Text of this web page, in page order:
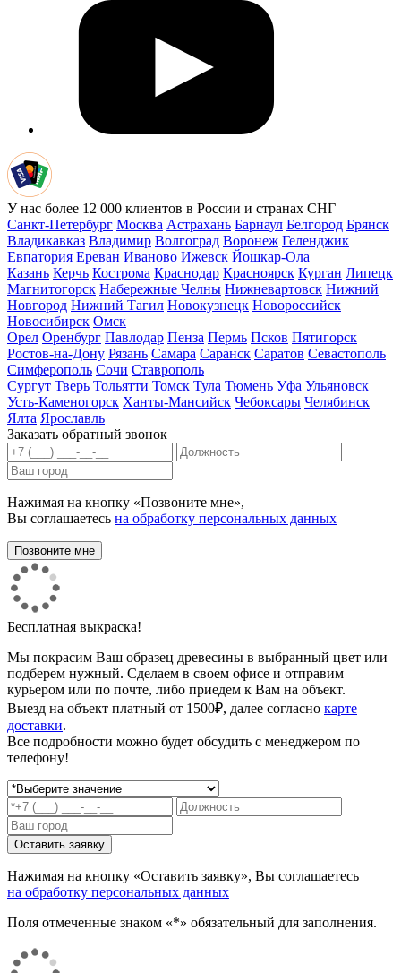
У нас более 12 000 клиентов в России и странах СНГ
Санкт-Петербург Москва Астрахань Барнаул Белгород Брянск
Владикавказ Владимир Волгоград Воронеж Геленджик
Евпатория Ереван Иваново Ижевск Йошкар-Ола
Казань Керчь Кострома Краснодар Красноярск Курган Липецк
Магнитогорск Набережные Челны Нижневартовск Нижний
Новгород Нижний Тагил Новокузнецк Новороссийск
Новосибирск Омск
Орел Оренбург Павлодар Пенза Пермь Псков Пятигорск
Ростов-на-Дону Рязань Самара Саранск Саратов Севастополь
Симферополь Сочи Ставрополь
Сургут Тверь Тольятти Томск Тула Тюмень Уфа Ульяновск
Усть-Каменогорск Ханты-Мансийск Чебоксары Челябинск
Ялта Ярославль
Заказать обратный звонок
Нажимая на кнопку «Позвоните мне»,
Вы соглашаетесь на обработку персональных данных
Бесплатная выкраска!
Мы покрасим Ваш образец древесины в выбранный цвет или
подберем нужный. Сделаем в своем офисе и отправим
курьером или по почте, либо приедем к Вам на объект.
Выезд на объект платный от 1500₽, далее согласно карте
доставки.
Все подробности можно будет обсудить с менеджером по
телефону!
Нажимая на кнопку «Оставить заявку», Вы соглашаетесь
на обработку персональных данных
Поля отмеченные знаком «*» обязательный для заполнения.